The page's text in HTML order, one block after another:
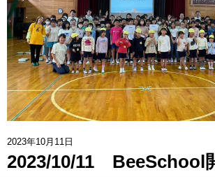
2023年10月11日
2023/10/11 BeeSchool
オンラインストア【お酒】
わたしたちの活動
スタッフブログ
協賛企業一覧